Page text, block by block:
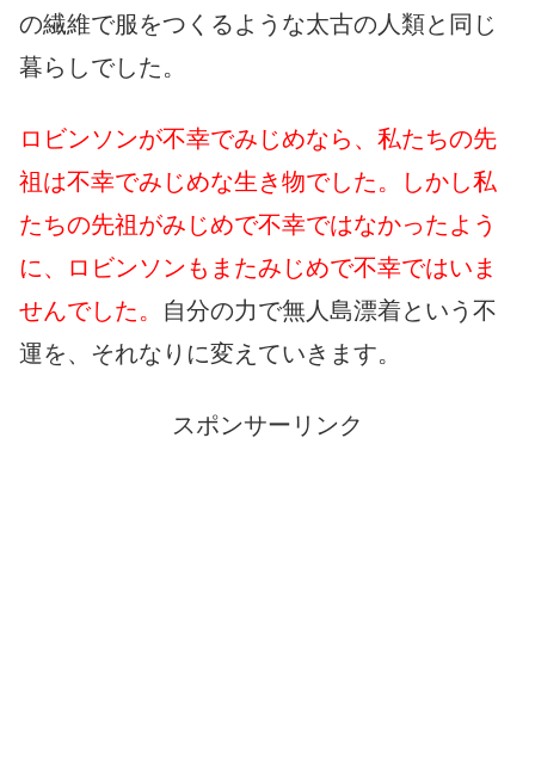
の繊維で服をつくるような太古の人類と同じ
暮らしでした。
ロビンソンが不幸でみじめなら、私たちの先
祖は不幸でみじめな生き物でした。しかし私
たちの先祖がみじめで不幸ではなかったよう
に、ロビンソンもまたみじめで不幸ではいま
せんでした。 自分の力で無人島漂着という不
運を、それなりに変えていきます。
スポンサーリンク